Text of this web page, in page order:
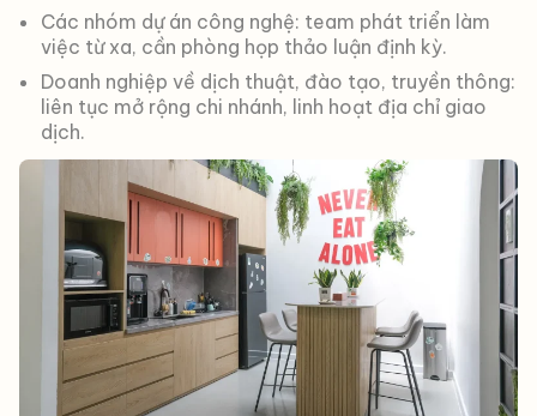
Các nhóm dự án công nghệ: team phát triển làm
việc từ xa, cần phòng họp thảo luận định kỳ.
Doanh nghiệp về dịch thuật, đào tạo, truyền thông:
liên tục mở rộng chi nhánh, linh hoạt địa chỉ giao
dịch.